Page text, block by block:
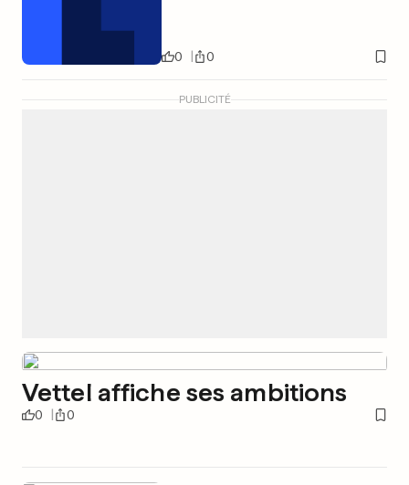
0 0
PUBLICITÉ
Vettel affiche ses ambitions
0 0